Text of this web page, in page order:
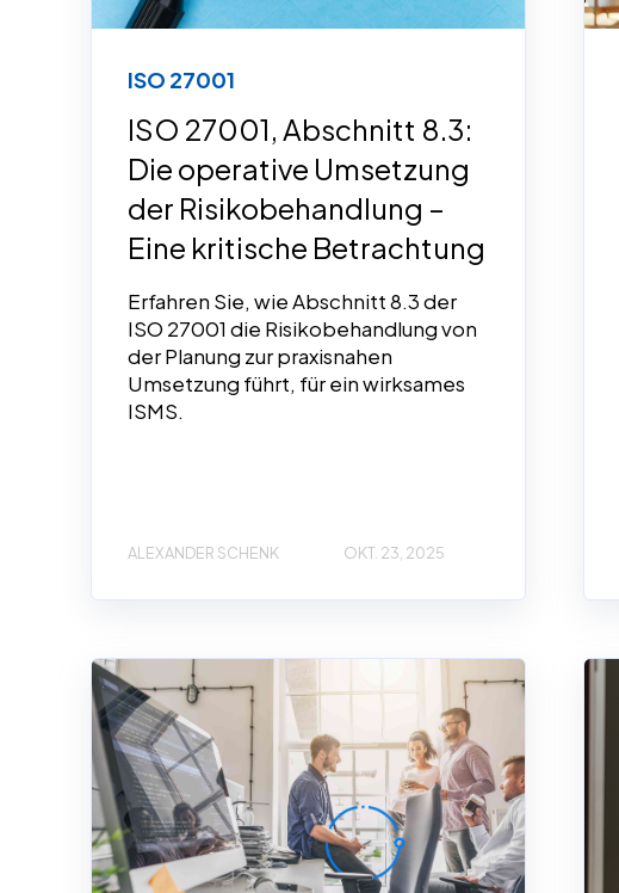
ISO 27001
ISO 27001, Abschnitt 8.3:
Die operative Umsetzung
der Risikobehandlung –
Eine kritische Betrachtung
Erfahren Sie, wie Abschnitt 8.3 der
ISO 27001 die Risikobehandlung von
der Planung zur praxisnahen
Umsetzung führt, für ein wirksames
ISMS.
ALEXANDER SCHENK OKT. 23, 2025